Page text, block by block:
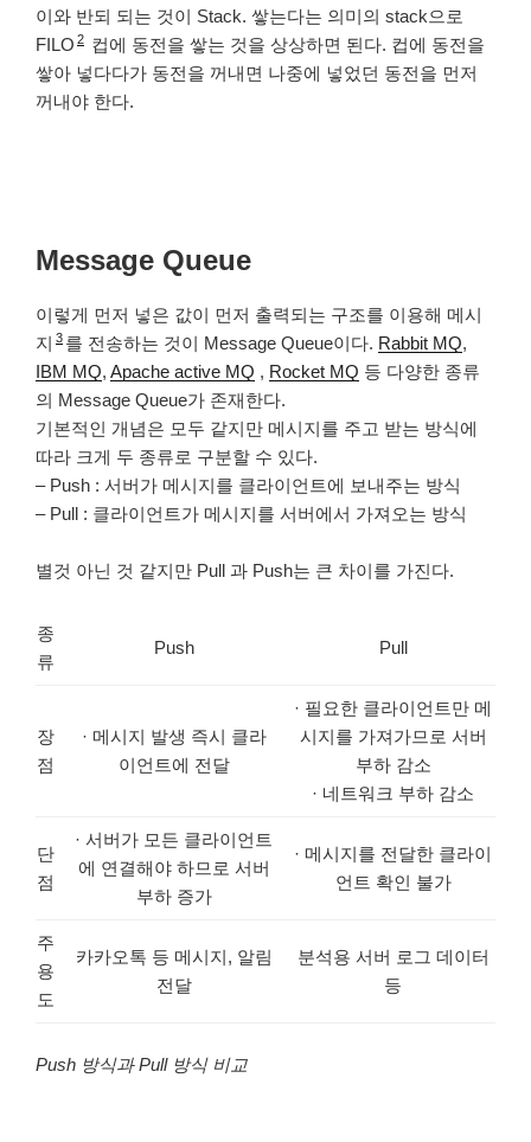
이와 반되 되는 것이 Stack. 쌓는다는 의미의 stack으로
FILO 2 컵에 동전을 쌓는 것을 상상하면 된다. 컵에 동전을
쌓아 넣다다가 동전을 꺼내면 나중에 넣었던 동전을 먼저
꺼내야 한다.
Message Queue
이렇게 먼저 넣은 값이 먼저 출력되는 구조를 이용해 메시
지 3 를 전송하는 것이 Message Queue이다. Rabbit MQ,
IBM MQ, Apache active MQ , Rocket MQ 등 다양한 종류
의 Message Queue가 존재한다.
기본적인 개념은 모두 같지만 메시지를 주고 받는 방식에
따라 크게 두 종류로 구분할 수 있다.
– Push : 서버가 메시지를 클라이언트에 보내주는 방식
– Pull : 클라이언트가 메시지를 서버에서 가져오는 방식
별것 아닌 것 같지만 Pull 과 Push는 큰 차이를 가진다.
종
류
Push Pull
장
점
· 메시지 발생 즉시 클라
이언트에 전달
· 필요한 클라이언트만 메
시지를 가져가므로 서버
부하 감소
· 네트워크 부하 감소
단
점
· 서버가 모든 클라이언트
에 연결해야 하므로 서버
부하 증가
· 메시지를 전달한 클라이
언트 확인 불가
주
용
도
카카오톡 등 메시지, 알림
전달
분석용 서버 로그 데이터
등
Push 방식과 Pull 방식 비교